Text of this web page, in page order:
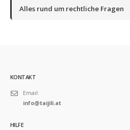
Alles rund um rechtliche Fragen
KONTAKT
Email:
info@taijili.at
HILFE